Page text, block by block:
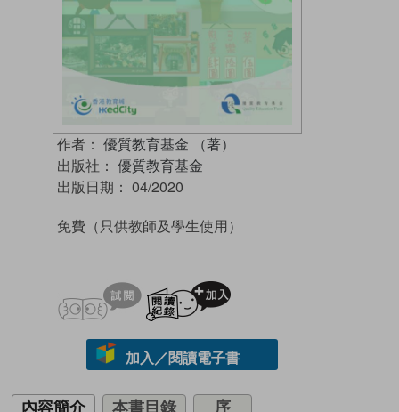
作者： 優質教育基金 （著）
出版社： 優質教育基金
出版日期： 04/2020
免費 （只供教師及學生使用）
試閲
加入／閱讀電子書
內容簡介 本書目錄 序